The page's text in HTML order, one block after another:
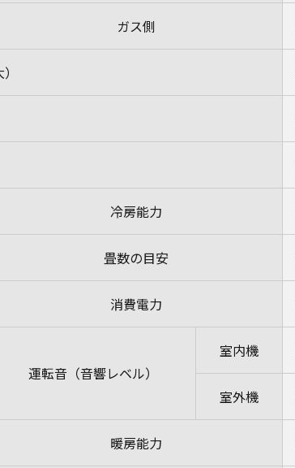
ガス側
冷房能力
畳数の目安
消費電力
運転音（音響レベル）
室内機
室外機
暖房能力